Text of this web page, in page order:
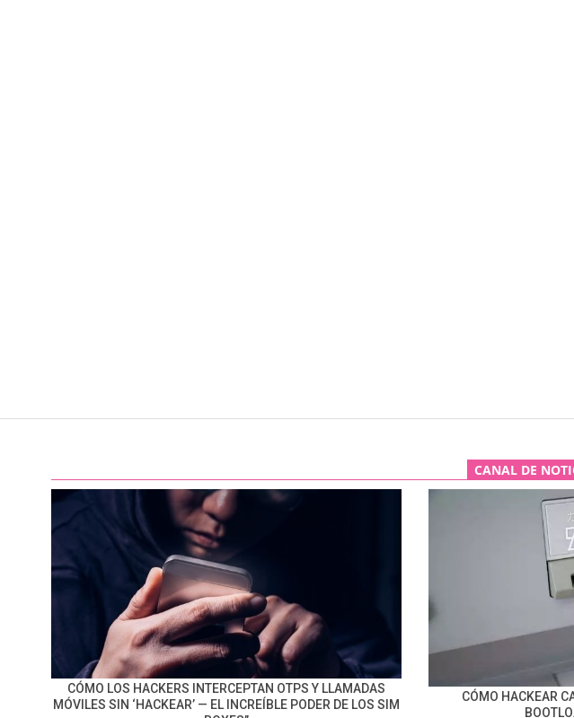
CANAL DE
CÓMO LOS HACKERS INTERCEPTAN OTPS Y LLAMADAS
MÓVILES SIN ‘HACKEAR’ — EL INCREÍBLE PODER DE LOS SIM
CÓMO HACKEAR